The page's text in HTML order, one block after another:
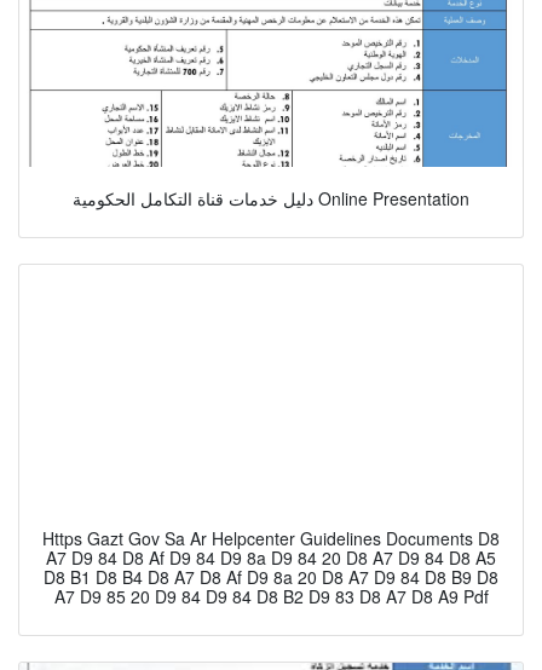
دليل خدمات قناة التكامل الحكومية Online Presentation
Https Gazt Gov Sa Ar Helpcenter Guidelines Documents D8
A7 D9 84 D8 Af D9 84 D9 8a D9 84 20 D8 A7 D9 84 D8 A5
D8 B1 D8 B4 D8 A7 D8 Af D9 8a 20 D8 A7 D9 84 D8 B9 D8
A7 D9 85 20 D9 84 D9 84 D8 B2 D9 83 D8 A7 D8 A9 Pdf